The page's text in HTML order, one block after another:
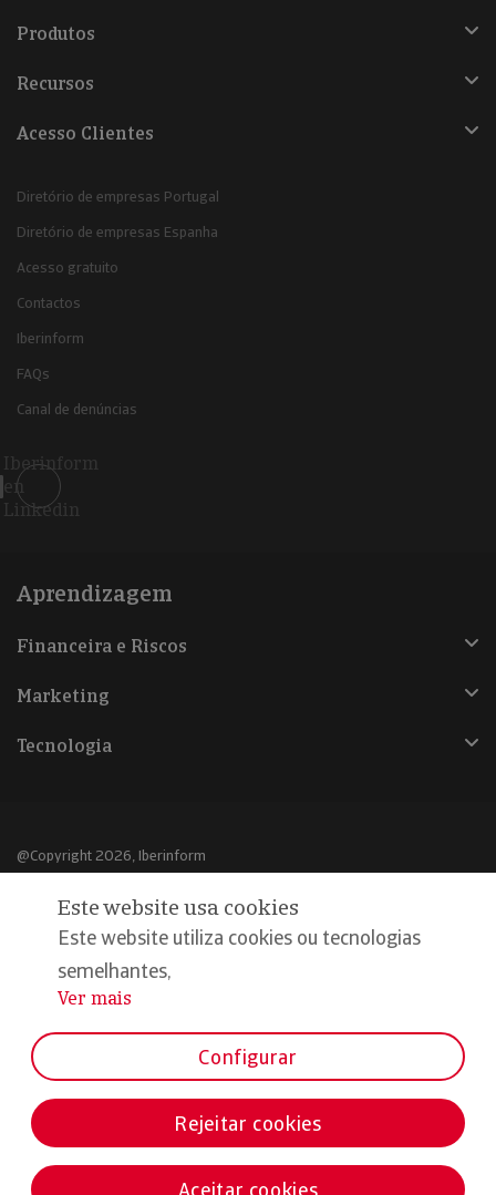
Produtos
Recursos
Acesso Clientes
Diretório de empresas Portugal
Diretório de empresas Espanha
Acesso gratuito
Contactos
Iberinform
FAQs
Canal de denúncias
Iberinform
en
Linkedin
Aprendizagem
Financeira e Riscos
Marketing
Tecnologia
@Copyright 2026, Iberinform
Aviso legal
Política de cookies
Declaração de privacidade
Este website usa cookies
Este website utiliza cookies ou tecnologias
semelhantes,
...
Ver mais
Configurar
Rejeitar cookies
Aceitar cookies